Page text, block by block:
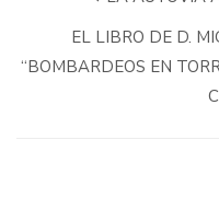
EL LIBRO DE D.
“BOMBARDEOS EN